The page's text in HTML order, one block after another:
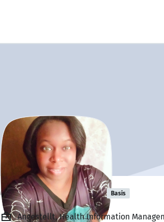
Camille Thomas Basis
Angestellt, Health Information